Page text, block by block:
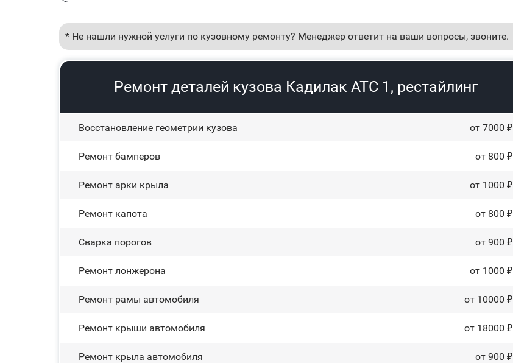
* Не нашли нужной услуги по кузовному ремонту? Менеджер ответит на ваши вопросы, звоните.
Ремонт деталей кузова Кадилак АТС 1, рестайлинг
Восстановление геометрии кузова от 7000 ₽
Ремонт бамперов от 800 ₽
Ремонт арки крыла от 1000 ₽
Ремонт капота от 800 ₽
Сварка порогов от 900 ₽
Ремонт лонжерона от 1000 ₽
Ремонт рамы автомобиля от 10000 ₽
Ремонт крыши автомобиля от 18000 ₽
Ремонт крыла автомобиля от 900 ₽